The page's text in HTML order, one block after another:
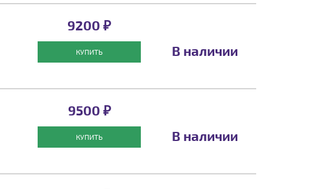
9200 ₽
КУПИТЬ В наличии
9500 ₽
КУПИТЬ В наличии